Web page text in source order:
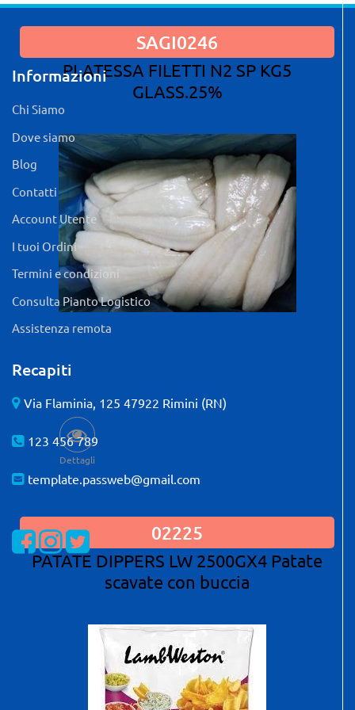
SAGI0246
PLATESSA FILETTI N2 SP KG5
GLASS.25%
Dettagli
02225
PATATE DIPPERS LW 2500GX4 Patate
scavate con buccia
Informazioni
Chi Siamo
Dove siamo
Blog
Contatti
Account Utente
I tuoi Ordini
Termini e condizioni
Consulta Pianto Logistico
Assistenza remota
Recapiti
Via Flaminia, 125 47922 Rimini (RN)
123 456 789
template.passweb@gmail.com
Visualizza la nostra pagina Facebook
Visualizza il nostro profilo Instagram
Visualizza il nostro profilo Twitter